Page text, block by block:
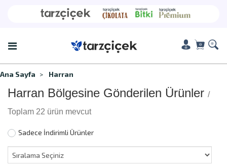
Ana Sayfa Harran
Harran Bölgesine Gönderilen Ürünler /
Toplam 22 ürün mevcut
Sadece İndirimli Ürünler